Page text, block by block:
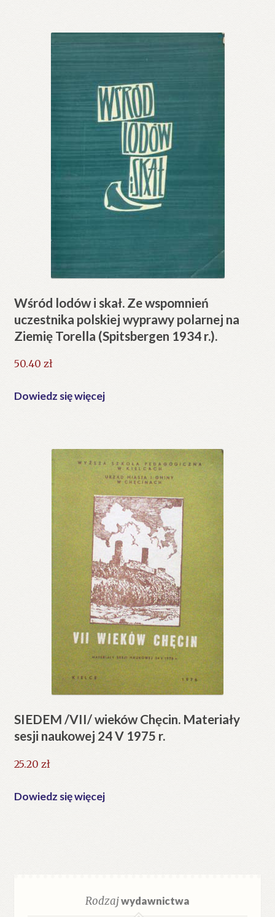
Wśród lodów i skał. Ze wspomnień
uczestnika polskiej wyprawy polarnej na
Ziemię Torella (Spitsbergen 1934 r.).
50.40 zł
Dowiedz się więcej
SIEDEM /VII/ wieków Chęcin. Materiały
sesji naukowej 24 V 1975 r.
25.20 zł
Dowiedz się więcej
Rodzajwydawnictwa